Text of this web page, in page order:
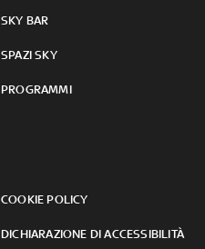
SKY BAR
SPAZI SKY
PROGRAMMI
COOKIE POLICY
DICHIARAZIONE DI ACCESSIBILITÀ